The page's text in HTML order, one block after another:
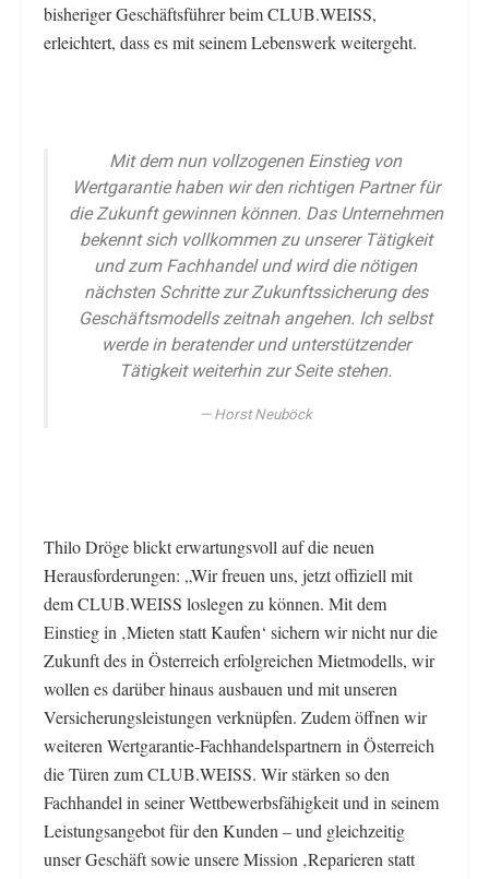
bisheriger Geschäftsführer beim CLUB.WEISS,
erleichtert, dass es mit seinem Lebenswerk weitergeht.
Mit dem nun vollzogenen Einstieg von
Wertgarantie haben wir den richtigen Partner für
die Zukunft gewinnen können. Das Unternehmen
bekennt sich vollkommen zu unserer Tätigkeit
und zum Fachhandel und wird die nötigen
nächsten Schritte zur Zukunftssicherung des
Geschäftsmodells zeitnah angehen. Ich selbst
werde in beratender und unterstützender
Tätigkeit weiterhin zur Seite stehen.
Horst Neuböck
Thilo Dröge blickt erwartungsvoll auf die neuen
Herausforderungen: „Wir freuen uns, jetzt offiziell mit
dem CLUB.WEISS loslegen zu können. Mit dem
Einstieg in ‚Mieten statt Kaufen‘ sichern wir nicht nur die
Zukunft des in Österreich erfolgreichen Mietmodells, wir
wollen es darüber hinaus ausbauen und mit unseren
Versicherungsleistungen verknüpfen. Zudem öffnen wir
weiteren Wertgarantie-Fachhandelspartnern in Österreich
die Türen zum CLUB.WEISS. Wir stärken so den
Fachhandel in seiner Wettbewerbsfähigkeit und in seinem
Leistungsangebot für den Kunden – und gleichzeitig
unser Geschäft sowie unsere Mission ‚Reparieren statt